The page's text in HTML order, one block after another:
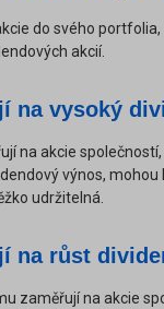
do svého
akcií.
na vysoký
na akcie
výnos,
udržitelná.
na růst
zaměřují na akcie